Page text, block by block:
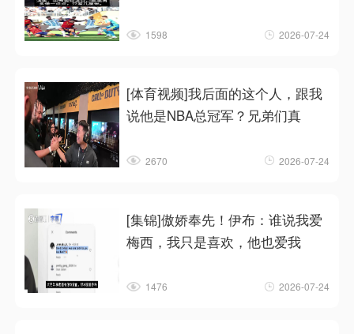
1598 2026-07-24
[体育视频]我后面的这个人，跟我
说他是NBA总冠军？兄弟们真
2670 2026-07-24
[集锦]傲娇奉先！伊布：谁说我爱
梅西，我只是喜欢，他也爱我
1476 2026-07-24